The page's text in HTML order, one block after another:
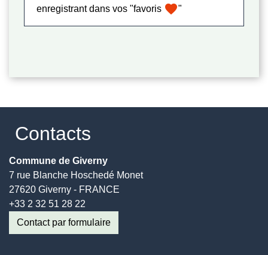
enregistrant dans vos "favoris favorite"
Contacts
Commune de Giverny
7 rue Blanche Hoschedé Monet
27620 Giverny - FRANCE
+33 2 32 51 28 22
Contact par formulaire